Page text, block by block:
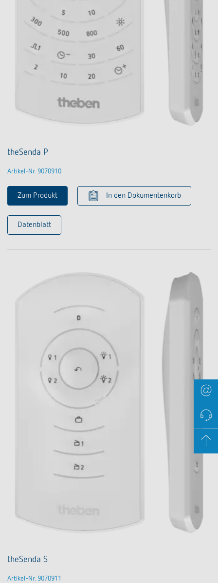
theSenda P
Artikel-Nr. 9070910
Zum Produkt In den Dokumentenkorb
Datenblatt
theSenda S
Artikel-Nr. 9070911